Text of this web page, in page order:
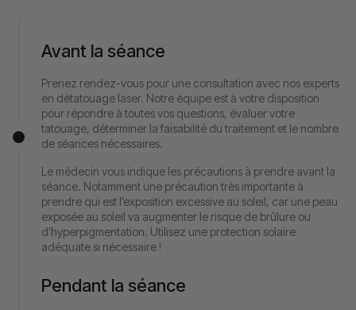
Avant la séance
Prenez rendez-vous pour une consultation avec nos experts
en détatouage laser. Notre équipe est à votre disposition
pour répondre à toutes vos questions, évaluer votre
tatouage, déterminer la faisabilité du traitement et le nombre
de séances nécessaires.
Le médecin vous indique les précautions à prendre avant la
séance. Notamment une précaution très importante à
prendre qui est l’exposition excessive au soleil, car une peau
exposée au soleil va augmenter le risque de brûlure ou
d’hyperpigmentation. Utilisez une protection solaire
adéquate si nécessaire !
Pendant la séance